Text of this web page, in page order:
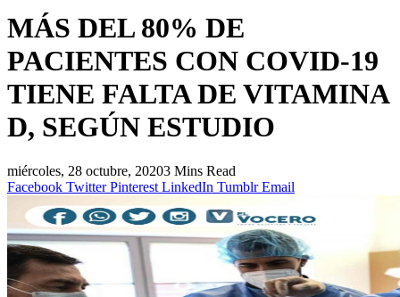
MÁS DEL 80% DE
PACIENTES CON COVID-19
TIENE FALTA DE VITAMINA
D, SEGÚN ESTUDIO
miércoles, 28 octubre, 20203 Mins Read
Facebook Twitter Pinterest LinkedIn Tumblr Email